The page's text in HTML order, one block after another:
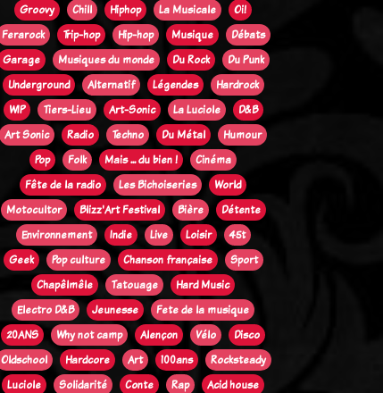
Groovy
Chill Hiphop La Musicale
Oi!
Ferarock
Trip-hop Hip-hop Musique
Débats
Garage
Musiques du monde Du Rock
Du Punk
Underground
Alternatif Légendes
Hardrock
WIP
Tiers-Lieu Art-Sonic La Luciole
D&B
Art Sonic
Radio Techno Du Métal
Humour
Pop
Folk Mais ... du bien !
Cinéma
Fête de la radio
Les Bichoiseries
World
Motocultor
Blizz'Art Festival Bière
Détente
Environnement
Indie Live Loisir
45t
Geek
Pop culture Chanson française
Sport
Chapêlmêle
Tatouage
Hard Music
Electro D&B
Jeunesse
Fete de la musique
20ANS
Why not camp Alençon Vélo
Disco
Oldschool
Hardcore Art 100ans
Rocksteady
Luciole
Solidarité Conte Rap
Acid house